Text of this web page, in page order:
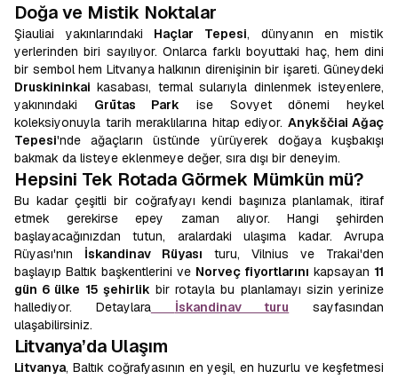
Doğa ve Mistik Noktalar
Şiauliai yakınlarındaki Haçlar Tepesi, dünyanın en mistik
yerlerinden biri sayılıyor. Onlarca farklı boyuttaki haç, hem dini
bir sembol hem Litvanya halkının direnişinin bir işareti. Güneydeki
Druskininkai kasabası, termal sularıyla dinlenmek isteyenlere,
yakınındaki Grūtas Park ise Sovyet dönemi heykel
koleksiyonuyla tarih meraklılarına hitap ediyor. Anykščiai Ağaç
Tepesi'nde ağaçların üstünde yürüyerek doğaya kuşbakışı
bakmak da listeye eklenmeye değer, sıra dışı bir deneyim.
Hepsini Tek Rotada Görmek Mümkün mü?
Bu kadar çeşitli bir coğrafyayı kendi başınıza planlamak, itiraf
etmek gerekirse epey zaman alıyor. Hangi şehirden
başlayacağınızdan tutun, aralardaki ulaşıma kadar. Avrupa
Rüyası'nın İskandinav Rüyası turu, Vilnius ve Trakai'den
başlayıp Baltık başkentlerini ve Norveç fiyortlarını kapsayan 11
gün 6 ülke 15 şehirlik bir rotayla bu planlamayı sizin yerinize
hallediyor. Detaylara
İskandinav turu sayfasından
ulaşabilirsiniz.
Litvanya’da Ulaşım
Litvanya, Baltık coğrafyasının en yeşil, en huzurlu ve keşfetmesi